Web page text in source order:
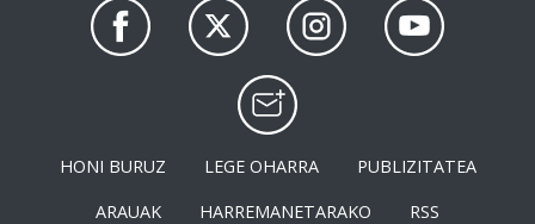
HONI BURUZ LEGE OHARRA
PUBLIZITATEA
ARAUAK
HARREMANETARAKO RSS